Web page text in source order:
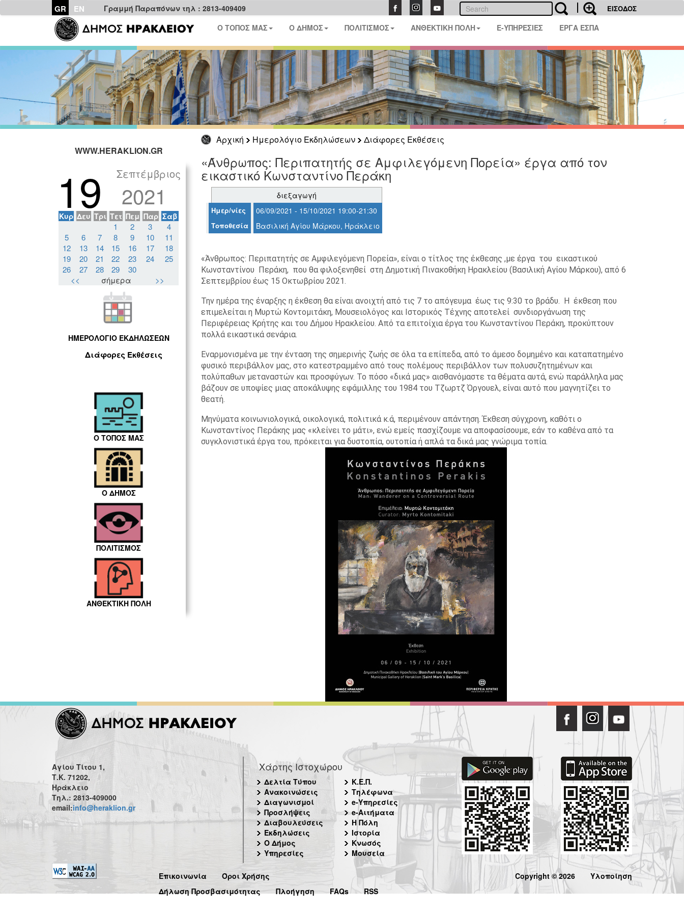
GR EN Γραμμή Παραπόνων τηλ : 2813-409409 ΕΙΣΟΔΟΣ
Ο ΤΟΠΟΣ ΜΑΣ Ο ΔΗΜΟΣ ΠΟΛΙΤΙΣΜΟΣ ΑΝΘΕΚΤΙΚΗ ΠΟΛΗ E-ΥΠΗΡΕΣΙΕΣ ΕΡΓΑ ΕΣΠΑ
Αρχική Ημερολόγιο Εκδηλώσεων
Διάφορες Εκθέσεις
WWW.HERAKLION.GR
19 Σεπτέμβριος
2021
Κυρ Δευ Τρι Τετ Πεμ Παρ Σαβ
1 2 3
4
5
6 7 8 9 10
11
12
13 14 15 16 17
18
19
20 21 22 23 24
25
26
27 28 29
30
<<
σήμερα >>
ΗΜΕΡΟΛΟΓΙΟ ΕΚΔΗΛΩΣΕΩΝ
Διάφορες Εκθέσεις
Ο ΤΟΠΟΣ ΜΑΣ
Ο ΔΗΜΟΣ
ΠΟΛΙΤΙΣΜΟΣ
ΑΝΘΕΚΤΙΚΗ ΠΟΛΗ
«Άνθρωπος: Περιπατητής σε Αμφιλεγόμενη Πορεία» έργα από τον
εικαστικό Κωνσταντίνο Περάκη
διεξαγωγή
Ημερ/νίες 06/09/2021 - 15/10/2021 19:00-21:30
Τοποθεσία Βασιλική Αγίου Μάρκου, Ηράκλειο
«Άνθρωπος: Περιπατητής σε Αμφιλεγόμενη Πορεία», είναι ο τίτλος της έκθεσης ,με έργα του εικαστικού
Κωνσταντίνου Περάκη, που θα φιλοξενηθεί στη Δημοτική Πινακοθήκη Ηρακλείου (Βασιλική Αγίου Μάρκου), από 6
Σεπτεμβρίου έως 15 Οκτωβρίου 2021.
Την ημέρα της έναρξης η έκθεση θα είναι ανοιχτή από τις 7 το απόγευμα έως τις 9:30 το βράδυ. Η έκθεση που
επιμελείται η Μυρτώ Κοντομιτάκη, Μουσειολόγος και Ιστορικός Τέχνης αποτελεί συνδιοργάνωση της
Περιφέρειας Κρήτης και του Δήμου Ηρακλείου. Από τα επιτοίχια έργα του Κωνσταντίνου Περάκη, προκύπτουν
πολλά εικαστικά σενάρια.
Εναρμονισμένα με την ένταση της σημερινής ζωής σε όλα τα επίπεδα, από το άμεσο δομημένο και καταπατημένο
φυσικό περιβάλλον μας, στο κατεστραμμένο από τους πολέμους περιβάλλον των πολυσυζητημένων και
πολύπαθων μεταναστών και προσφύγων. Το πόσο «δικά μας» αισθανόμαστε τα θέματα αυτά, ενώ παράλληλα μας
βάζουν σε υποψίες μιας αποκάλυψης εφάμιλλης του 1984 του Τζωρτζ Όργουελ, είναι αυτό που μαγνητίζει το
θεατή.
Μηνύματα κοινωνιολογικά, οικολογικά, πολιτικά κ.ά, περιμένουν απάντηση. Έκθεση σύγχρονη, καθότι ο
Κωνσταντίνος Περάκης μας «κλείνει το μάτι», ενώ εμείς πασχίζουμε να αποφασίσουμε, εάν το καθένα από τα
συγκλονιστικά έργα του, πρόκειται για δυστοπία, ουτοπία ή απλά τα δικά μας γνώριμα τοπία.
Αγίου Τίτου 1,
Τ.Κ. 71202,
Ηράκλειο
Τηλ.: 2813-409000
email:info@heraklion.gr
Χάρτης Ιστοχώρου
Δελτία Τύπου
Ανακοινώσεις
Διαγωνισμοί
Προσλήψεις
Διαβουλεύσεις
Εκδηλώσεις
Ο Δήμος
Υπηρεσίες
Κ.Ε.Π.
Τηλέφωνα
e-Υπηρεσίες
e-Αιτήματα
Η Πόλη
Ιστορία
Κνωσός
Μουσεία
Επικοινωνία
Όροι Χρήσης
Δήλωση Προσβασιμότητας
Πλοήγηση FAQs RSS
Copyright © 2026 Υλοποίηση